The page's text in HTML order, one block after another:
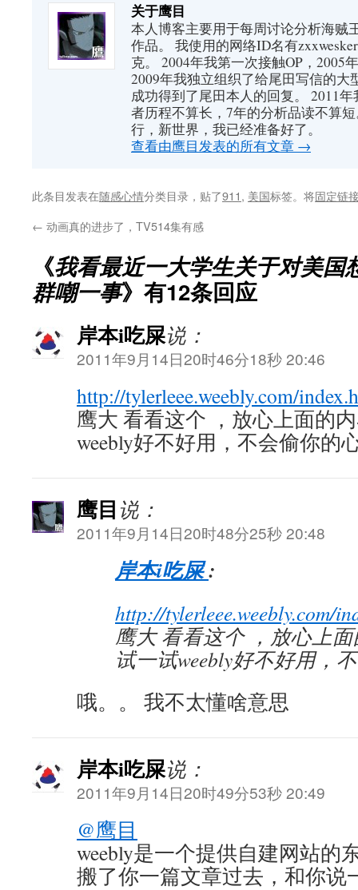
关于鹰目
本人博客主要用于每周讨论分析海贼
作品。 我使用的网络ID名有
克。 2004年我第一次接触OP，2005
2009年我独立组织了给尾田写信的大
成功得到了尾田本人的回复。 2011
者历程不算长，7年的分析品读不算
行，新世界，我已经准备好了。
查看由鹰目发表的所有文章 →
此条目发表在随感心情分类目录，贴了911, 美国标签。将固定链
← 动画真的进步了，TV514集有感
《我看最近一大学生关于对美国
群嘲一事》有12条回应
岸本i吃屎说：
2011年9月14日20时46分18秒 20:46
http://tylerleee.weebly.com/
鹰大 看看这个 ，放心上面的
weebly好不好用，不会偷你的
鹰目 说：
2011年9月14日20时48分25秒 20:48
岸本i吃屎:
http://tylerleee.weebly.com/
鹰大 看看这个 ，放心上
试一试weebly好不好用，
哦。。 我不太懂啥意思
岸本i吃屎说：
2011年9月14日20时49分53秒 20:49
@鹰目
weebly是一个提供自建网站的
搬了你一篇文章过去，和你说